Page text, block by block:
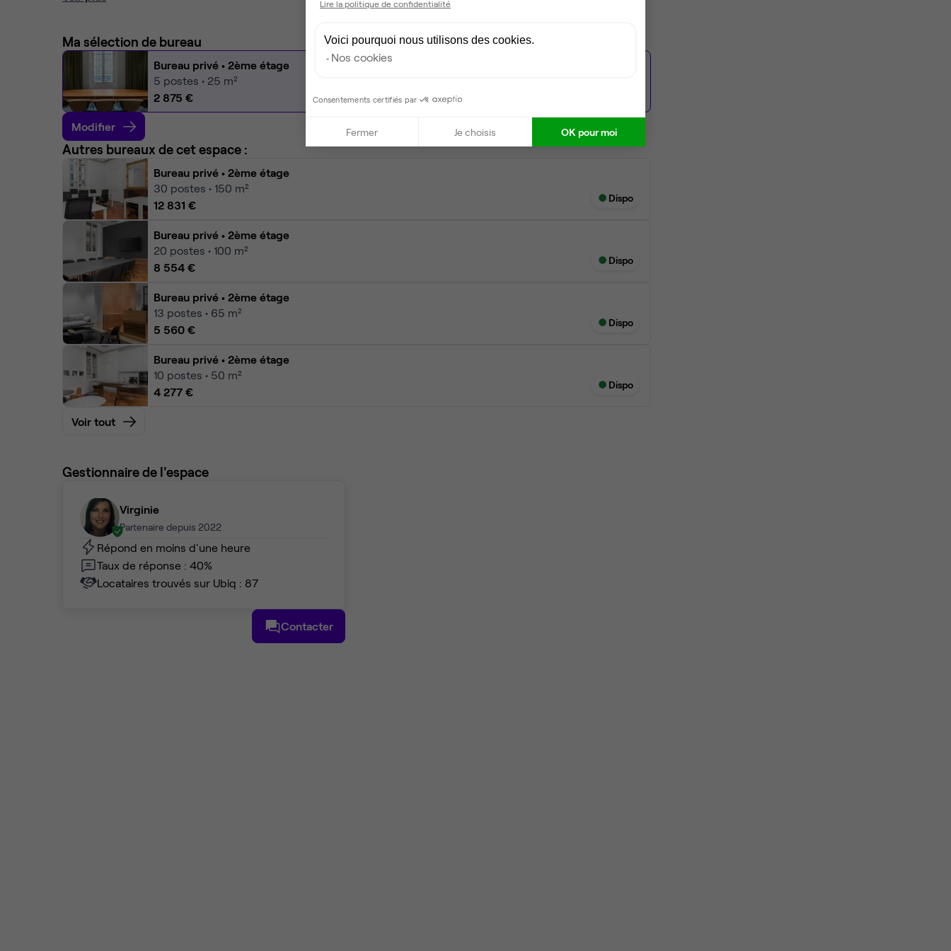
Ma sélection de bureau
Bureau privé • 2ème étage
5 postes • 25 m²
2 875 €
Modifier
Autres bureaux de cet espace :
Bureau privé • 2ème étage
30 postes • 150 m²
12 831 €
Dispo
Bureau privé • 2ème étage
20 postes • 100 m²
8 554 €
Dispo
Bureau privé • 2ème étage
13 postes • 65 m²
5 560 €
Dispo
Bureau privé • 2ème étage
10 postes • 50 m²
4 277 €
Dispo
Voir tout
Gestionnaire de l'espace
Virginie
Partenaire depuis 2022
Répond en moins d'une heure
Taux de réponse : 40%
Locataires trouvés sur Ubiq : 87
Contacter
Lire la politique de confidentialité
Voici pourquoi nous utilisons des cookies.
Nos cookies
Consentements certifiés par
Fermer Je choisis OK pour moi